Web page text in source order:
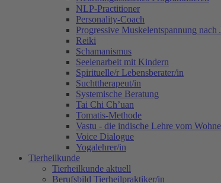
NLP-Practitioner
Personality-Coach
Progressive Muskelentspannung nach
Reiki
Schamanismus
Seelenarbeit mit Kindern
Spirituelle/r Lebensberater/in
Suchttherapeut/in
Systemische Beratung
Tai Chi Ch’uan
Tomatis-Methode
Vastu - die indische Lehre vom
Voice Dialogue
Yogalehrer/in
Tierheilkunde
Tierheilkunde aktuell
Berufsbild Tierheilpraktiker/in